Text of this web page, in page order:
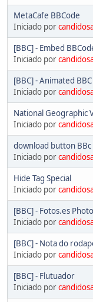
MetaCafe BBCode
Iniciado por
[BBC] - Embed
Iniciado por
[BBC] - Animated
Iniciado por
National Geographic
Iniciado por
download button BBc
Iniciado por
Hide Tag Special
Iniciado por
[BBC] - Fotos.es
Iniciado por
[BBC] - Nota do
Iniciado por
[BBC] - Flutuador
Iniciado por